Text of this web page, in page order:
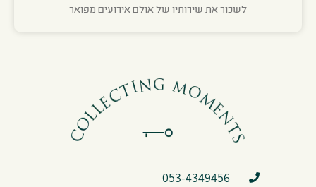
לשכור את שירותיו של אולם אירועים מפואר
053-4349456